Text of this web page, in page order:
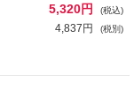
5,320円 (税込)
4,837円 (税別)